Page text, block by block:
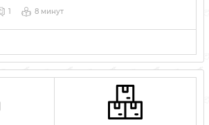
1 8 минут